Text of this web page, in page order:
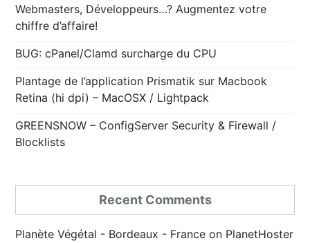
Webmasters, Développeurs…? Augmentez votre
chiffre d’affaire!
BUG: cPanel/Clamd surcharge du CPU
Plantage de l’application Prismatik sur Macbook
Retina (hi dpi) – MacOSX / Lightpack
GREENSNOW – ConfigServer Security & Firewall /
Blocklists
Recent Comments
Planète Végétal - Bordeaux - France on PlanetHoster